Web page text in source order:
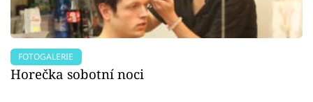
FOTOGALERIE
Horečka sobotní noci